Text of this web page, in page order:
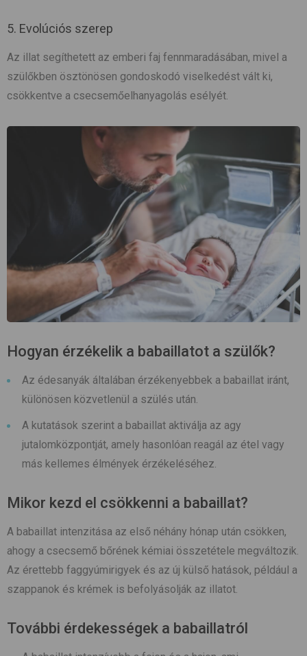
5. Evolúciós szerep
Az illat segíthetett az emberi faj fennmaradásában, mivel a
szülőkben ösztönösen gondoskodó viselkedést vált ki,
csökkentve a csecsemőelhanyagolás esélyét.
Hogyan érzékelik a babaillatot a szülők?
Az édesanyák általában érzékenyebbek a babaillat iránt,
különösen közvetlenül a szülés után.
A kutatások szerint a babaillat aktiválja az agy
jutalomközpontját, amely hasonlóan reagál az étel vagy
más kellemes élmények érzékeléséhez.
Mikor kezd el csökkenni a babaillat?
A babaillat intenzitása az első néhány hónap után csökken,
ahogy a csecsemő bőrének kémiai összetétele megváltozik.
Az érettebb faggyúmirigyek és az új külső hatások, például a
szappanok és krémek is befolyásolják az illatot.
További érdekességek a babaillatról